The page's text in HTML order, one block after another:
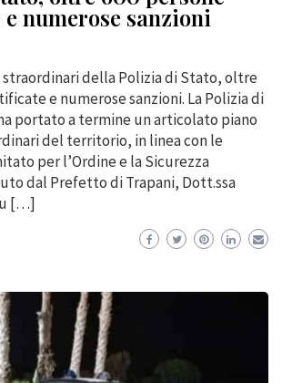
numerose sanzioni
straordinari della Polizia di Stato, oltre
e numerose sanzioni. La Polizia di
portato a termine un articolato piano
del territorio, in linea con le
per l’Ordine e la Sicurezza
dal Prefetto di Trapani, Dott.ssa
[…]